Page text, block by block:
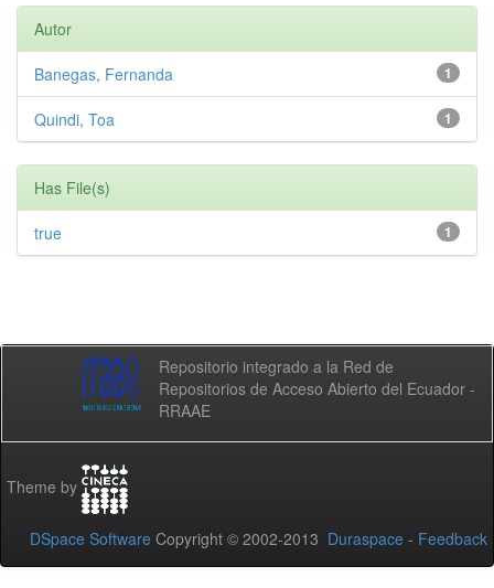
Autor
1
Banegas, Fernanda
1
Quindi, Toa
Has File(s)
1
true
Repositorio integrado a la Red de
Repositorios de Acceso Abierto del Ecuador -
RRAAE
Theme by
DSpace Software Copyright © 2002-2013 Duraspace - Feedback